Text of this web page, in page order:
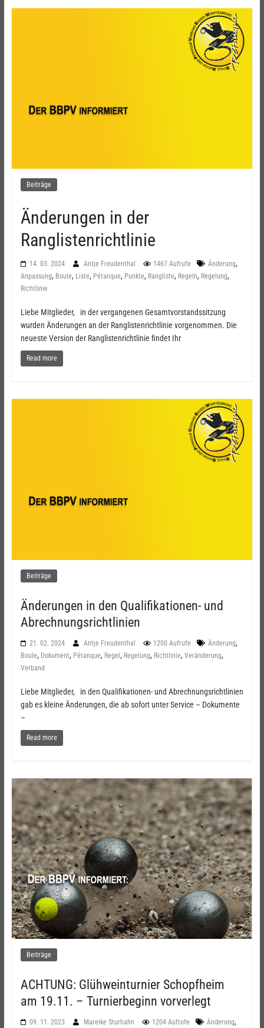
Beiträge
Änderungen in der
Ranglistenrichtlinie
14. 03. 2024 Antje Freudenthal 1467 Aufrufe Änderung,
Anpassung, Boule, Liste, Pétanque, Punkte, Rangliste, Regeln, Regelung,
Richtlinie
Liebe Mitglieder, in der vergangenen Gesamtvorstandssitzung
wurden Änderungen an der Ranglistenrichtlinie vorgenommen. Die
neueste Version der Ranglistenrichtlinie findet Ihr
Read more
Beiträge
Änderungen in den Qualifikationen- und
Abrechnungsrichtlinien
21. 02. 2024 Antje Freudenthal 1200 Aufrufe Änderung,
Boule, Dokument, Pétanque, Regel, Regelung, Richtlinie, Veränderung,
Verband
Liebe Mitglieder, in den Qualifikationen- und Abrechnungsrichtlinien
gab es kleine Änderungen, die ab sofort unter Service – Dokumente
–
Read more
Beiträge
ACHTUNG: Glühweinturnier Schopfheim
am 19.11. – Turnierbeginn vorverlegt
09. 11. 2023 Mareike Sturhahn 1204 Aufrufe Änderung,